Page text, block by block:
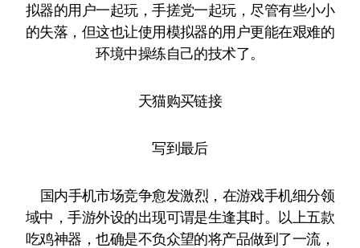
拟器的用户一起玩，手搓党一起玩，尽管有些小小
的失落，但这也让使用模拟器的用户更能在艰难的
环境中操练自己的技术了。
天猫购买链接
写到最后
国内手机市场竞争愈发激烈，在游戏手机细分领
域中，手游外设的出现可谓是生逢其时。以上五款
吃鸡神器，也确是不负众望的将产品做到了一流，